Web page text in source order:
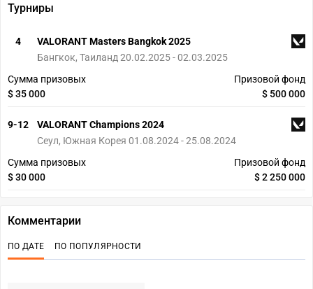
Турниры
4
VALORANT Masters Bangkok 2025
Бангкок, Таиланд 20.02.2025 - 02.03.2025
Сумма призовых
$ 35 000
Призовой фонд
$ 500 000
9-12
VALORANT Champions 2024
Сеул, Южная Корея 01.08.2024 - 25.08.2024
Сумма призовых
$ 30 000
Призовой фонд
$ 2 250 000
Комментарии
ПО ДАТЕ ПО ПОПУЛЯРНОСТИ